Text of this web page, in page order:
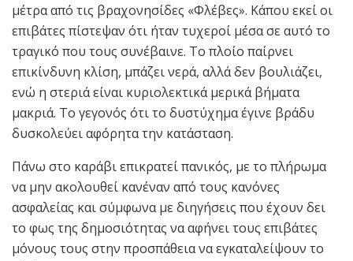
μέτρα από τις βραχονησίδες «Φλέβες». Κάπου εκεί οι
επιβάτες πίστεψαν ότι ήταν τυχεροί μέσα σε αυτό το
τραγικό που τους συνέβαινε. Το πλοίο παίρνει
επικίνδυνη κλίση, μπάζει νερά, αλλά δεν βουλιάζει,
ενώ η στεριά είναι κυριολεκτικά μερικά βήματα
μακριά. Το γεγονός ότι το δυστύχημα έγινε βράδυ
δυσκολεύει αφόρητα την κατάσταση.
Πάνω στο καράβι επικρατεί πανικός, με το πλήρωμα
να μην ακολουθεί κανέναν από τους κανόνες
ασφαλείας και σύμφωνα με διηγήσεις που έχουν δει
το φως της δημοσιότητας να αφήνει τους επιβάτες
μόνους τους στην προσπάθεια να εγκαταλείψουν το